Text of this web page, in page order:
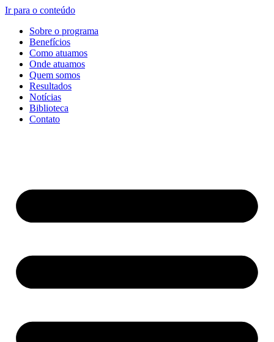
Ir para o conteúdo
Sobre o programa
Benefícios
Como atuamos
Onde atuamos
Quem somos
Resultados
Notícias
Biblioteca
Contato